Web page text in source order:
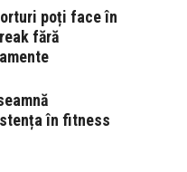
poți face în
fără
în fitness